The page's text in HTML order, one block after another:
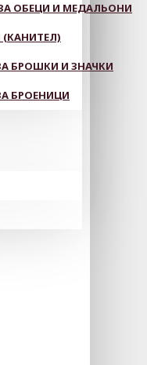
ОБЕЦИ И МЕДАЛЬОНИ
(КАНИТЕЛ)
БРОШКИ И ЗНАЧКИ
БРОЕНИЦИ